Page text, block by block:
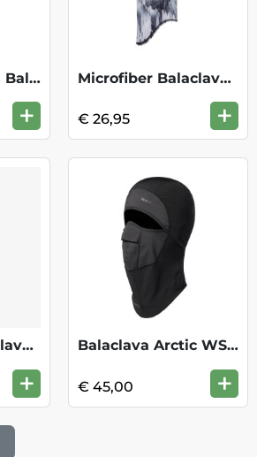
Origin Outdoors Balaclava - Black
+
Microfiber Balaclava - Blaise Graphite
€ 26,95 +
Microfiber Balaclava - Phys Black
+
Balaclava Arctic WS - Black
€ 45,00 +